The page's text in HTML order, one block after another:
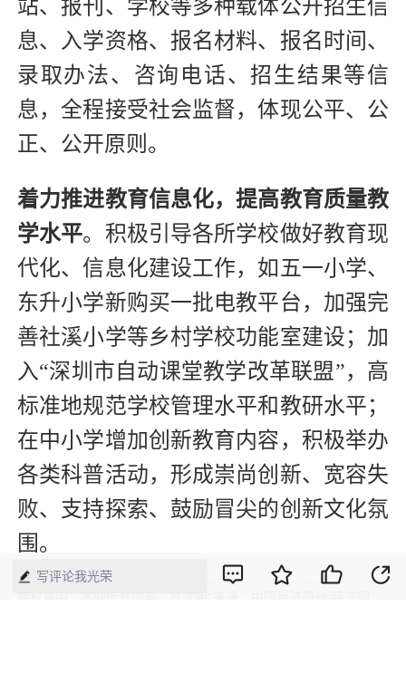
站、报刊、学校等多种载体公开招生信
息、入学资格、报名材料、报名时间、
录取办法、咨询电话、招生结果等信
息，全程接受社会监督，体现公平、公
正、公开原则。
着力推进教育信息化，提高教育质量教
学水平。积极引导各所学校做好教育现
代化、信息化建设工作，如五一小学、
东升小学新购买一批电教平台，加强完
善社溪小学等乡村学校功能室建设；加
入“深圳市自动课堂教学改革联盟”，高
标准地规范学校管理水平和教研水平；
在中小学增加创新教育内容，积极举办
各类科普活动，形成崇尚创新、宽容失
败、支持探索、鼓励冒尖的创新文化氛
围。
写评论我光荣